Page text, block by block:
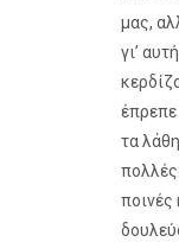
μας,
γι’
έπρεπε
τα
ποινές